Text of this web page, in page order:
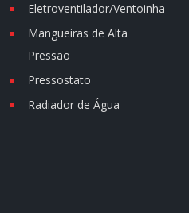
Eletroventilador/Ventoinha
Mangueiras de Alta
Pressão
Pressostato
Radiador de Água